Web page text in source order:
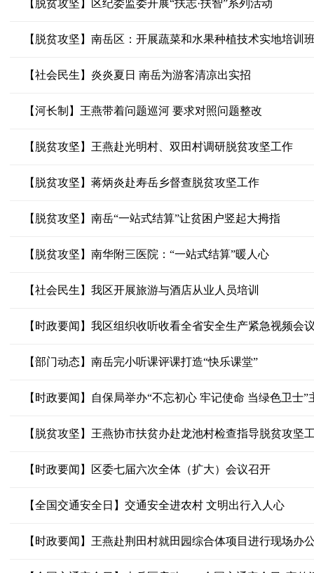
【脱贫攻坚】区纪委监委开展“扶志·扶智”系列活动
【脱贫攻坚】南岳区：开展蔬菜和水果种植技术实地培训
【社会民生】炎炎夏日 南岳为游客清凉出实招
【河长制】王燕带着问题巡河 要求对照问题整改
【脱贫攻坚】王燕赴光明村、双田村调研脱贫攻坚工作
【脱贫攻坚】蒋炳炎赴寿岳乡督查脱贫攻坚工作
【脱贫攻坚】南岳“一站式结算”让贫困户竖起大拇指
【脱贫攻坚】南华附三医院：“一站式结算”暖人心
【社会民生】我区开展旅游与酒店从业人员培训
【时政要闻】我区组织收听收看全省安全生产紧急视频会
【部门动态】南岳完小听课评课打造“快乐课堂”
【时政要闻】自保局举办“不忘初心 牢记使命 当绿色卫士”
【脱贫攻坚】王燕协市扶贫办赴龙池村检查指导脱贫攻坚
【时政要闻】区委七届六次全体（扩大）会议召开
【全国交通安全日】交通安全进农村 文明出行入人心
【时政要闻】王燕赴荆田村就田园综合体项目进行现场办